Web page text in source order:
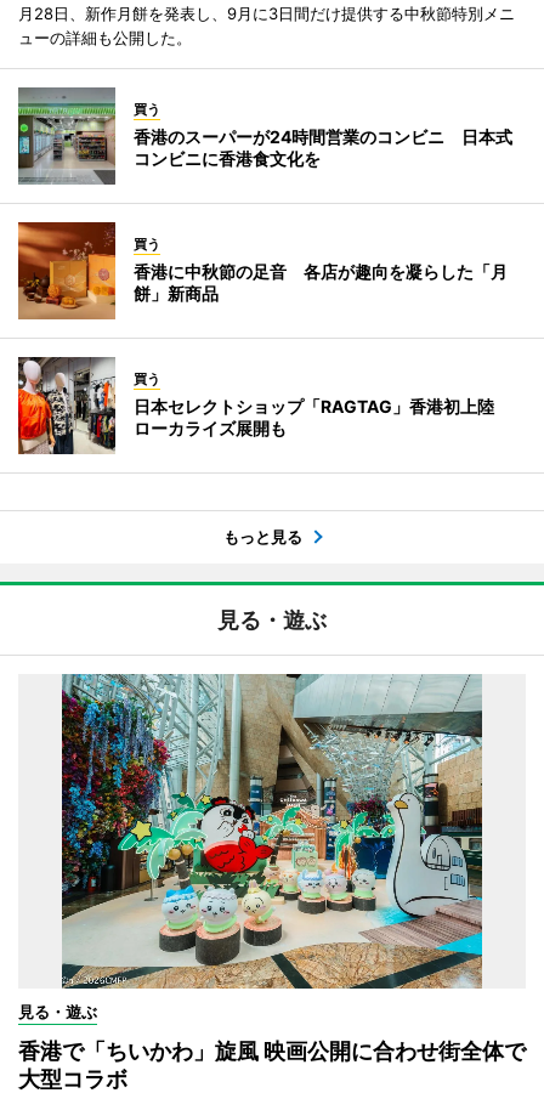
月28日、新作月餅を発表し、9月に3日間だけ提供する中秋節特別メニ
ューの詳細も公開した。
買う
香港のスーパーが24時間営業のコンビニ 日本式
コンビニに香港食文化を
買う
香港に中秋節の足音 各店が趣向を凝らした「月
餅」新商品
買う
日本セレクトショップ「RAGTAG」香港初上陸
ローカライズ展開も
もっと見る
見る・遊ぶ
見る・遊ぶ
香港で「ちいかわ」旋風 映画公開に合わせ街全体で
大型コラボ